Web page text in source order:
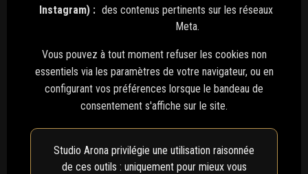
Instagram) : des contenus pertinents sur les réseaux
Meta.
Vous pouvez à tout moment refuser les cookies non
essentiels via les paramètres de votre navigateur, ou en
configurant vos préférences lorsque le bandeau de
consentement s'affiche sur le site.
Studio Arona privilégie une utilisation raisonnée
de ces outils : uniquement pour mieux vous